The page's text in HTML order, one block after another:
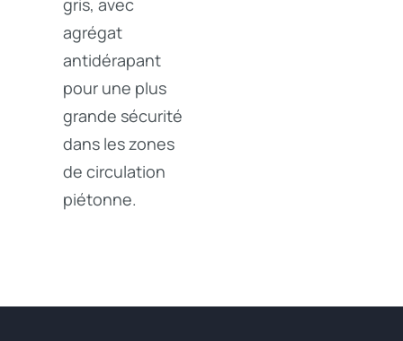
gris, avec
agrégat
antidérapant
pour une plus
grande sécurité
dans les zones
de circulation
piétonne.